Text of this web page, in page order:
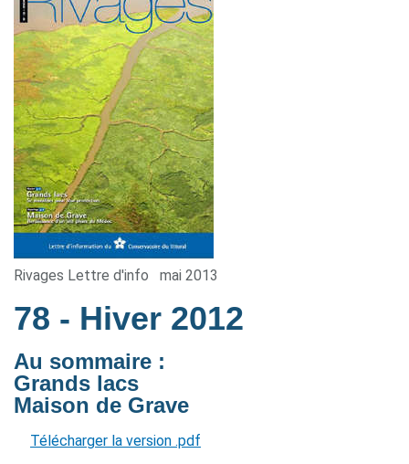
Rivages Lettre d'info mai 2013
78 - Hiver 2012
Au sommaire :
Grands lacs
Maison de Grave
Télécharger la version .pdf